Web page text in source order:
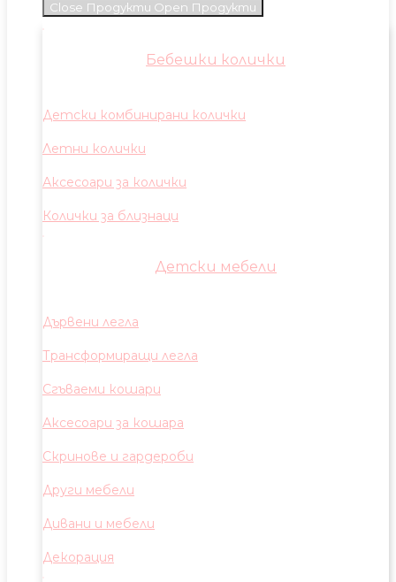
Close Продукти Open Продукти
Бебешки колички
Детски комбинирани колички
Летни колички
Аксесоари за колички
Колички за близнаци
Детски мебели
Дървени легла
Трансформиращи легла
Сгъваеми кошари
Аксесоари за кошара
Скринове и гардероби
Други мебели
Дивани и мебели
Декорация